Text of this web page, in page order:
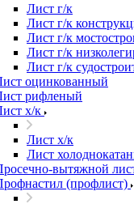
Лист г/к
Лист г/к
Лист г/к
Лист г/к
Лист г/к
оцинкованный
рифленый
х/к
Лист х/к
Лист
вытяжной
(профлист)